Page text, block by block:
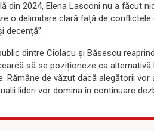
din 2024, Elena Lasconi nu a făcut
o delimitare clară față de
decență”.
dintre Ciolacu și Băsescu
să se poziționeze ca
Rămâne de văzut dacă alegătorii
lideri vor domina în continuare